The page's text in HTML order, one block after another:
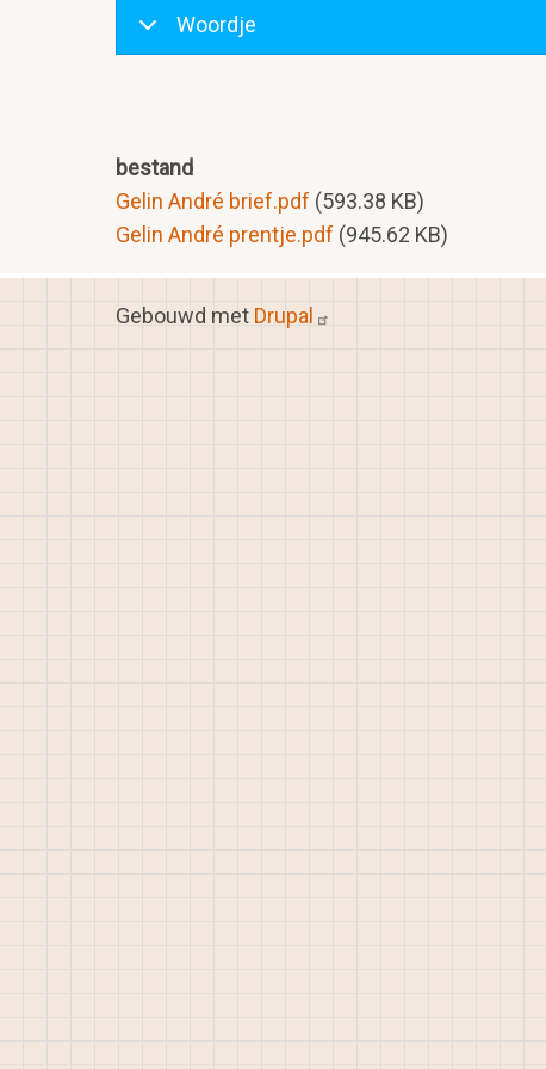
Woordje
bestand
Gelin André brief.pdf (593.38 KB)
Gelin André prentje.pdf (945.62 KB)
Gebouwd met Drupal